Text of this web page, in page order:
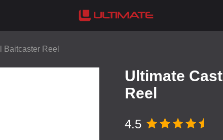
Baitcaster Reel
Ultimate
Reel
4.5